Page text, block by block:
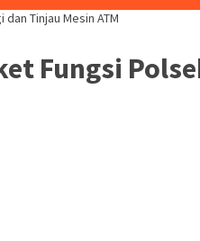
Tinjau Mesin ATM
Fungsi